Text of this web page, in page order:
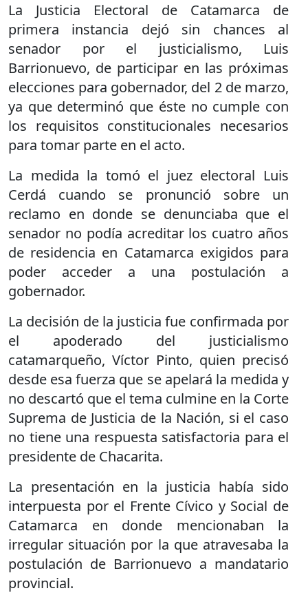
La Justicia Electoral de Catamarca de
primera instancia dejó sin chances al
senador por el justicialismo, Luis
Barrionuevo, de participar en las próximas
elecciones para gobernador, del 2 de marzo,
ya que determinó que éste no cumple con
los requisitos constitucionales necesarios
para tomar parte en el acto.
La medida la tomó el juez electoral Luis
Cerdá cuando se pronunció sobre un
reclamo en donde se denunciaba que el
senador no podía acreditar los cuatro años
de residencia en Catamarca exigidos para
poder acceder a una postulación a
gobernador.
La decisión de la justicia fue confirmada por
el apoderado del justicialismo
catamarqueño, Víctor Pinto, quien precisó
desde esa fuerza que se apelará la medida y
no descartó que el tema culmine en la Corte
Suprema de Justicia de la Nación, si el caso
no tiene una respuesta satisfactoria para el
presidente de Chacarita.
La presentación en la justicia había sido
interpuesta por el Frente Cívico y Social de
Catamarca en donde mencionaban la
irregular situación por la que atravesaba la
postulación de Barrionuevo a mandatario
provincial.